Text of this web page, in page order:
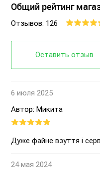
Общий рейтинг
Отзывов: 126
Оставить отзыв
6 июля 2025
Автор: Микита
Дуже файне взуття і
24 мая 2024